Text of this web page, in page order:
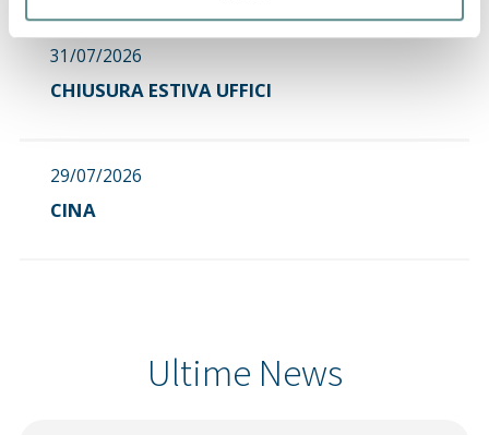
31/07/2026
CHIUSURA ESTIVA UFFICI
29/07/2026
CINA
Ultime News